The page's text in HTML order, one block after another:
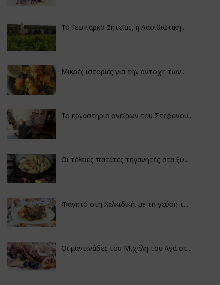
Το Γεωπάρκο Σητείας, η Λασιθιώτικη...
Μικρές ιστορίες για την αντοχή των...
Το εργαστήριο ονείρων του Στέφανου...
Οι τέλειες πατάτες τηγανητές στα ξύ...
Φαγητό στη Χαλκιδική, με τη γεύση τ...
Οι μαντινάδες του Μιχάλη του Αγά στ...